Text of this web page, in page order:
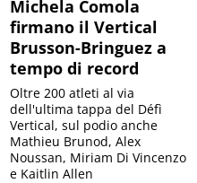
Michela Comola
firmano il Vertical
Brusson-Bringuez a
tempo di record
Oltre 200 atleti al via
dell'ultima tappa del Défì
Vertical, sul podio anche
Mathieu Brunod, Alex
Noussan, Miriam Di Vincenzo
e Kaitlin Allen